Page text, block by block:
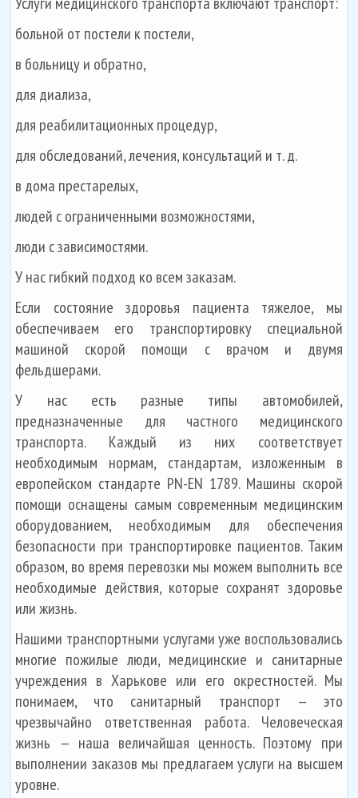
больной от постели к постели,
в больницу и обратно,
для диализа,
для реабилитационных процедур,
для обследований, лечения, консультаций и т. д.
в дома престарелых,
людей с ограниченными возможностями,
люди с зависимостями.
У нас гибкий подход ко всем заказам.
Если состояние здоровья пациента тяжелое, мы
обеспечиваем его транспортировку специальной
машиной скорой помощи с врачом и двумя
фельдшерами.
У нас есть разные типы автомобилей,
предназначенные для частного медицинского
транспорта. Каждый из них соответствует
необходимым нормам, стандартам, изложенным в
европейском стандарте PN-EN 1789. Машины скорой
помощи оснащены самым современным медицинским
оборудованием, необходимым для обеспечения
безопасности при транспортировке пациентов. Таким
образом, во время перевозки мы можем выполнить все
необходимые действия, которые сохранят здоровье
или жизнь.
Нашими транспортными услугами уже воспользовались
многие пожилые люди, медицинские и санитарные
учреждения в Харькове или его окрестностей. Мы
понимаем, что санитарный транспорт — это
чрезвычайно ответственная работа. Человеческая
жизнь — наша величайшая ценность. Поэтому при
выполнении заказов мы предлагаем услуги на высшем
уровне.